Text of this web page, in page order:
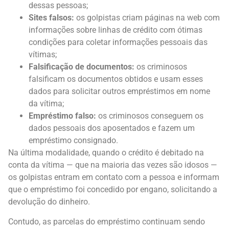
dessas pessoas;
Sites falsos: os golpistas criam páginas na web com
informações sobre linhas de crédito com ótimas
condições para coletar informações pessoais das
vítimas;
Falsificação de documentos: os criminosos
falsificam os documentos obtidos e usam esses
dados para solicitar outros empréstimos em nome
da vítima;
Empréstimo falso: os criminosos conseguem os
dados pessoais dos aposentados e fazem um
empréstimo consignado.
Na última modalidade, quando o crédito é debitado na
conta da vítima — que na maioria das vezes são idosos —
os golpistas entram em contato com a pessoa e informam
que o empréstimo foi concedido por engano, solicitando a
devolução do dinheiro.
Contudo, as parcelas do empréstimo continuam sendo